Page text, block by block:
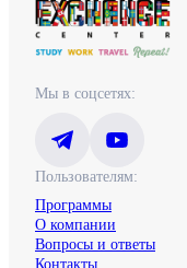
Мы в соцсетях:
Пользователям:
Программы
О компании
Вопросы и ответы
Контакты